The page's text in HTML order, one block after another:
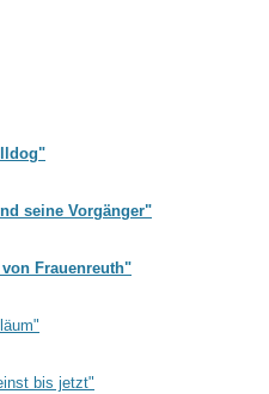
seine Vorgänger"
Frauenreuth"
bis jetzt"